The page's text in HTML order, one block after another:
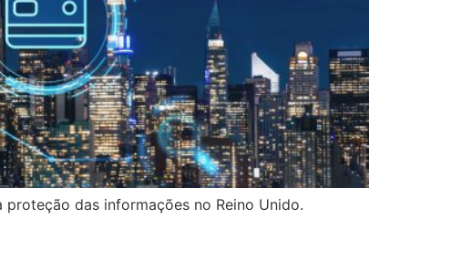
das informações no Reino Unido.